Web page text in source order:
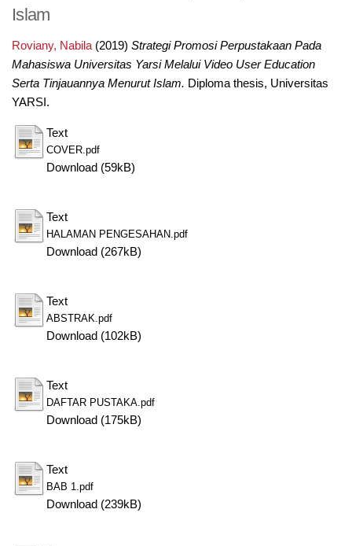
Islam
Roviany, Nabila(2019) Strategi Promosi Perpustakaan Pada
Mahasiswa Universitas Yarsi Melalui Video User Education
Serta Tinjauannya Menurut Islam. Diploma thesis, Universitas
YARSI.
Text
COVER.pdf
Download (59kB)
Text
HALAMAN PENGESAHAN.pdf
Download (267kB)
Text
ABSTRAK.pdf
Download (102kB)
Text
DAFTAR PUSTAKA.pdf
Download (175kB)
Text
BAB 1.pdf
Download (239kB)